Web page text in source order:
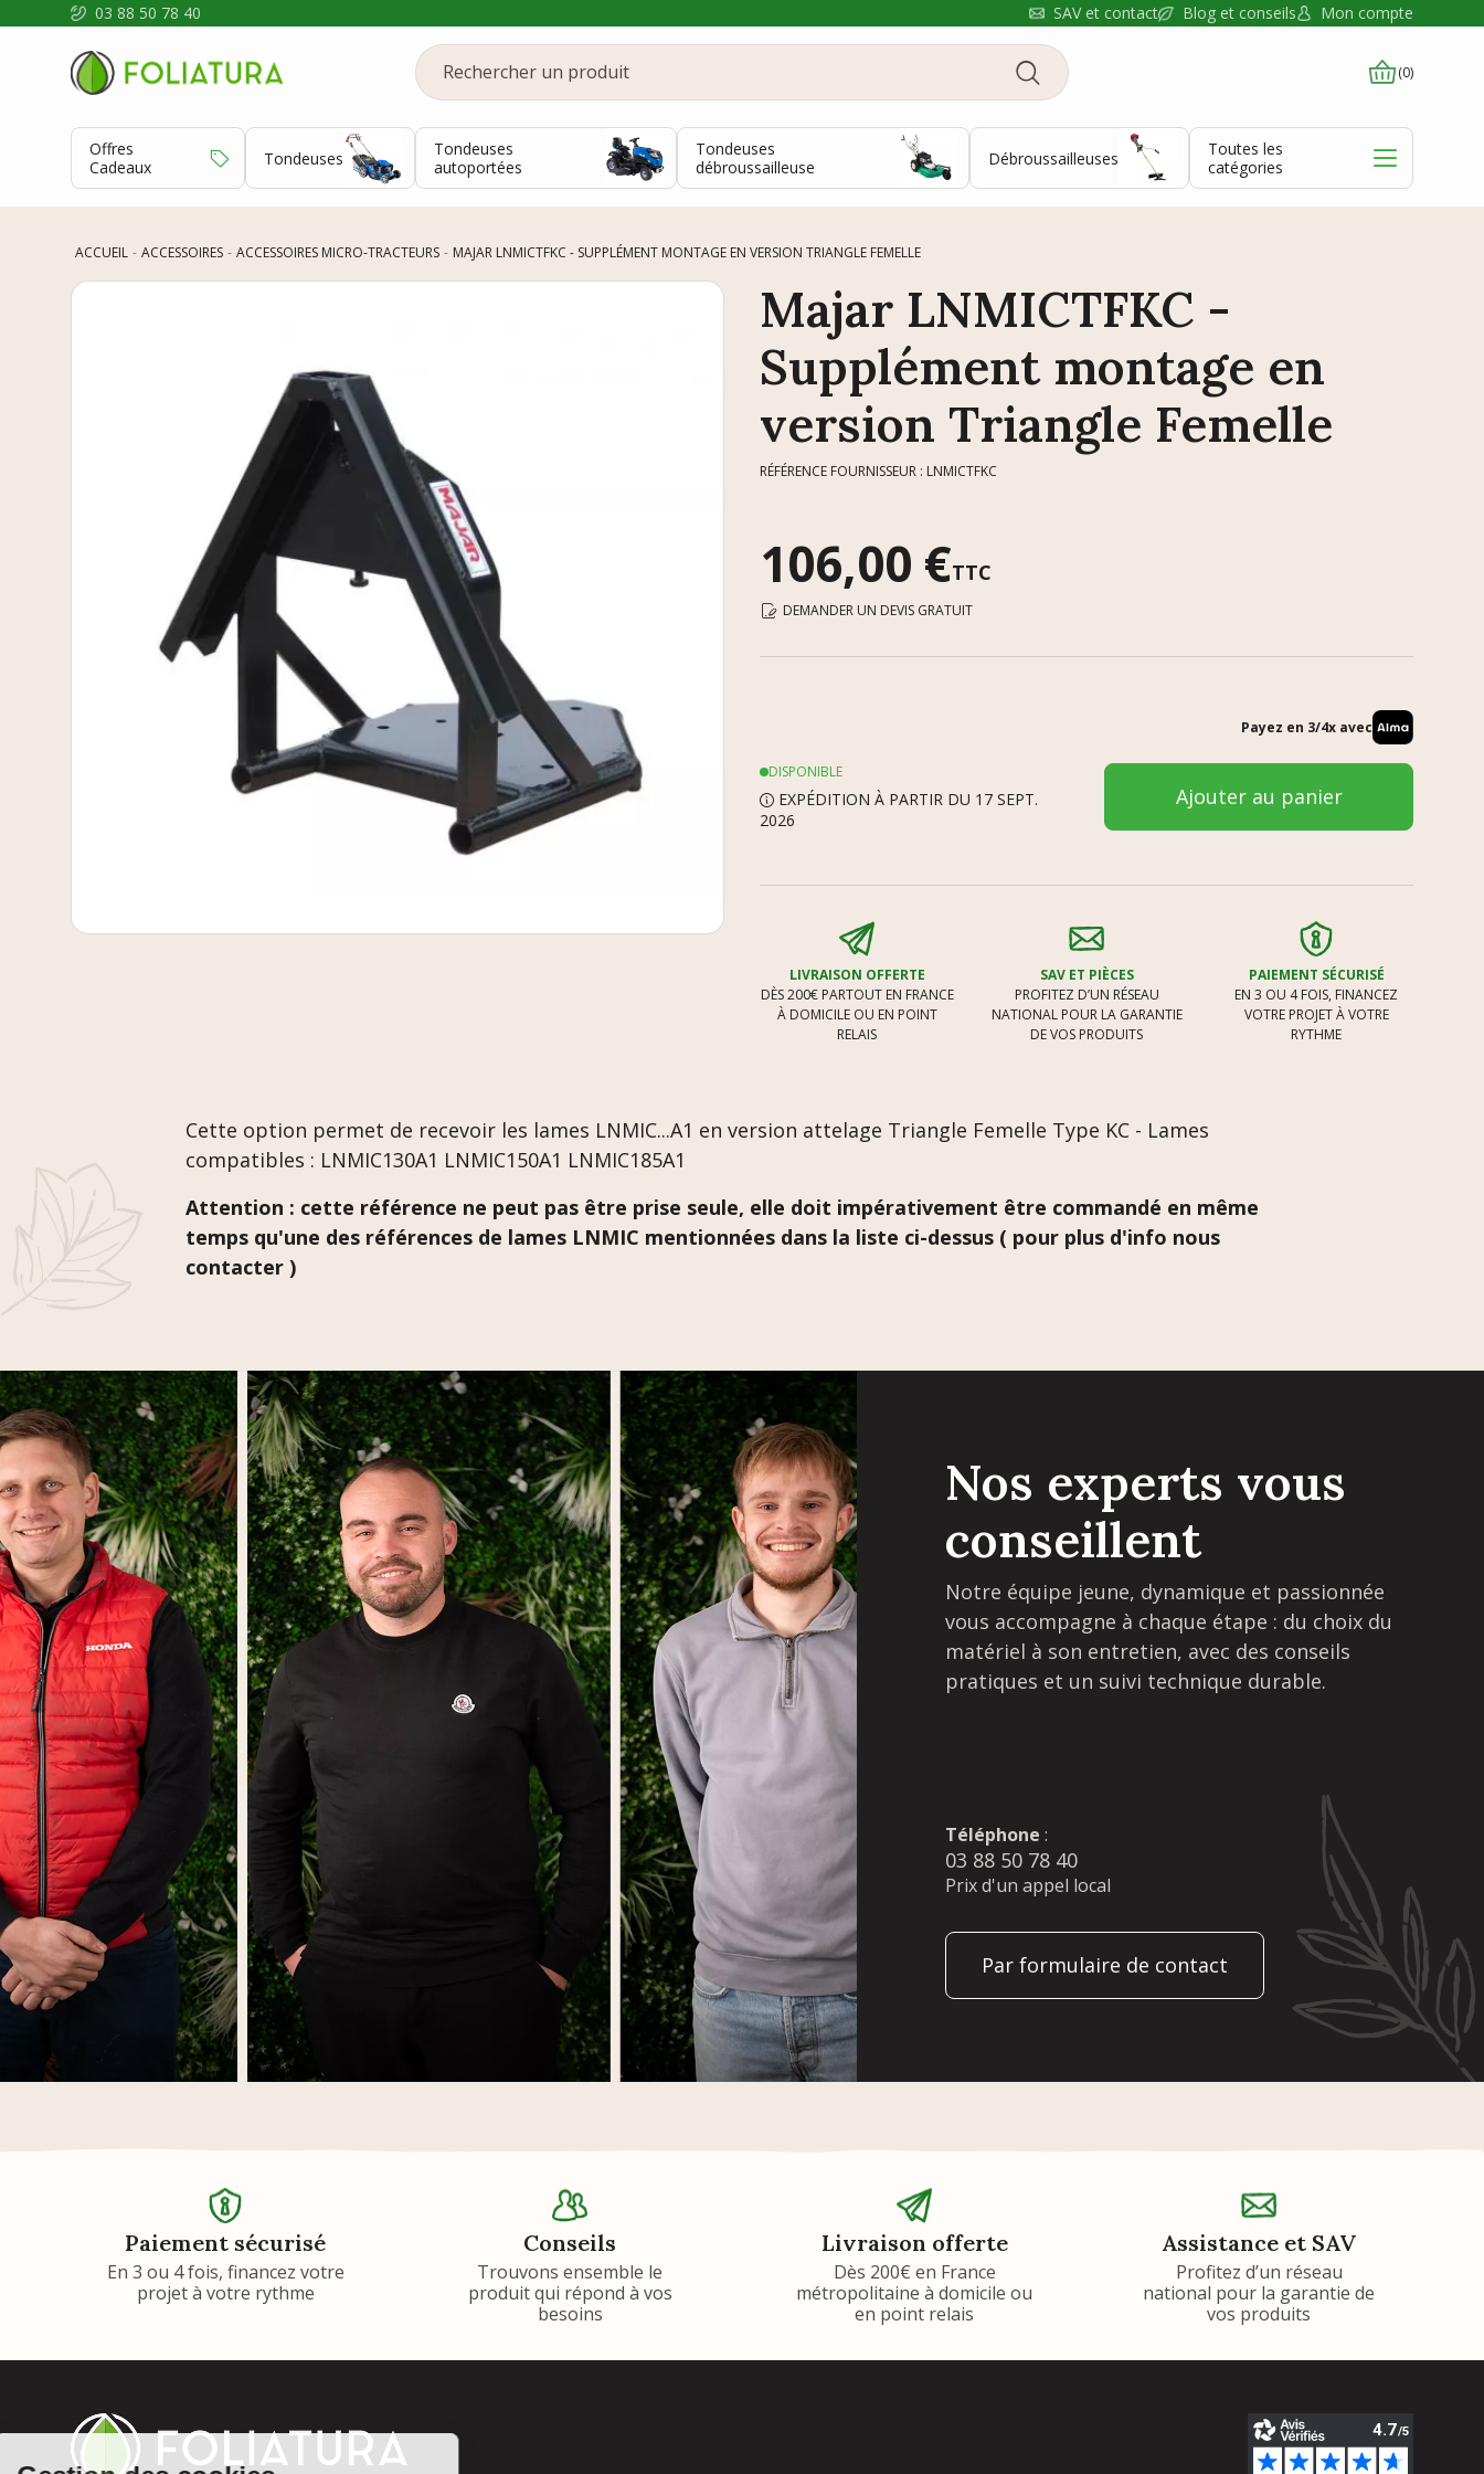
03 88 50 78 40 SAV et contact Blog et conseils Mon compte
(0)
Offres
Cadeaux
Tondeuses
Tondeuses
autoportées
Tondeuses
débroussailleuse
Débroussailleuses
Toutes les
catégories
ACCUEIL ACCESSOIRES ACCESSOIRES MICRO-TRACTEURS MAJAR LNMICTFKC - SUPPLÉMENT MONTAGE EN VERSION TRIANGLE FEMELLE
Majar LNMICTFKC -
Supplément montage en
version Triangle Femelle
RÉFÉRENCE FOURNISSEUR : LNMICTFKC
106,00 €TTC
DEMANDER UN DEVIS GRATUIT
Payez en 3/4x avec
DISPONIBLE
EXPÉDITION À PARTIR DU 17 SEPT.
2026
Ajouter au panier
LIVRAISON OFFERTE
DÈS 200€ PARTOUT EN FRANCE
À DOMICILE OU EN POINT
RELAIS
SAV ET PIÈCES
PROFITEZ D’UN RÉSEAU
NATIONAL POUR LA GARANTIE
DE VOS PRODUITS
PAIEMENT SÉCURISÉ
EN 3 OU 4 FOIS, FINANCEZ
VOTRE PROJET À VOTRE
RYTHME
Cette option permet de recevoir les lames LNMIC...A1 en version attelage Triangle Femelle Type KC - Lames
compatibles : LNMIC130A1 LNMIC150A1 LNMIC185A1
Attention : cette référence ne peut pas être prise seule, elle doit impérativement être commandé en même
temps qu'une des références de lames LNMIC mentionnées dans la liste ci-dessus ( pour plus d'info nous
contacter )
Nos experts vous
conseillent
Notre équipe jeune, dynamique et passionnée
vous accompagne à chaque étape : du choix du
matériel à son entretien, avec des conseils
pratiques et un suivi technique durable.
Téléphone :
03 88 50 78 40
Prix d'un appel local
Par formulaire de contact
Paiement sécurisé
En 3 ou 4 fois, financez votre
projet à votre rythme
Conseils
Trouvons ensemble le
produit qui répond à vos
besoins
Livraison offerte
Dès 200€ en France
métropolitaine à domicile ou
en point relais
Assistance et SAV
Profitez d’un réseau
national pour la garantie de
vos produits